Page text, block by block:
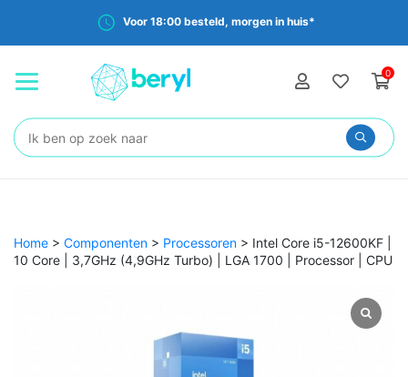
Voor 18:00 besteld, morgen in huis*
0
Zoeken:
Home > Componenten > Processoren > Intel Core i5-12600KF |
10 Core | 3,7GHz (4,9GHz Turbo) | LGA 1700 | Processor | CPU